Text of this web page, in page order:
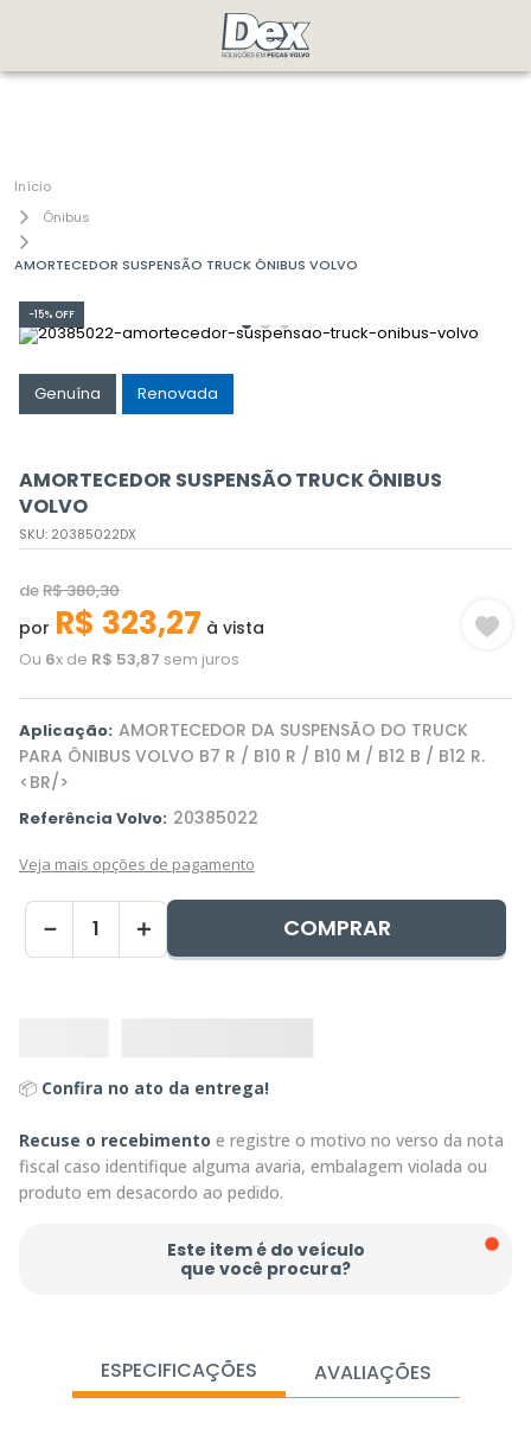
Ônibus
AMORTECEDOR SUSPENSÃO TRUCK ÔNIBUS VOLVO
-15% OFF
Genuína Renovada
AMORTECEDOR SUSPENSÃO TRUCK ÔNIBUS
VOLVO
SKU: 20385022DX
deR$380,30
por R$ 323,27 à vista
Ou 6x de R$ 53,87 sem juros
Aplicação: AMORTECEDOR DA SUSPENSÃO DO TRUCK
PARA ÔNIBUS VOLVO B7 R / B10 R / B10 M / B12 B / B12 R.
<BR/>
Referência Volvo: 20385022
Veja mais opções de pagamento
＋
－ COMPRAR
📦 Confira no ato da entrega!
Recuse o recebimento e registre o motivo no verso da nota
fiscal caso identifique alguma avaria, embalagem violada ou
produto em desacordo ao pedido.
Este item é do veículo
que você procura?
ESPECIFICAÇÕES AVALIAÇÕES